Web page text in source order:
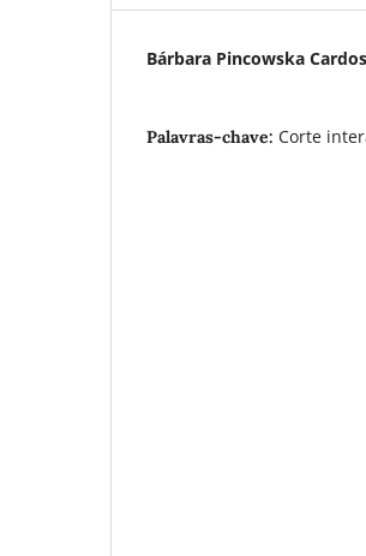
Bárbara Pincowska
Palavras-chave: Corte